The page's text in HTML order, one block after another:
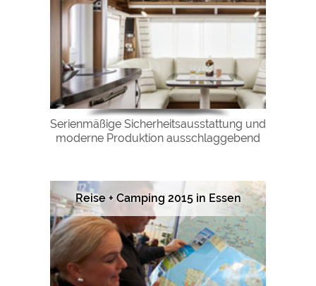
Serienmäßige Sicherheitsausstattung und
moderne Produktion ausschlaggebend
Reise + Camping 2015 in Essen